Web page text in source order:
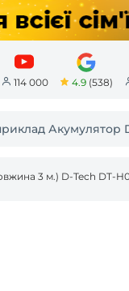
114 000 4.9(538)
3 м.) D-Tech DT-